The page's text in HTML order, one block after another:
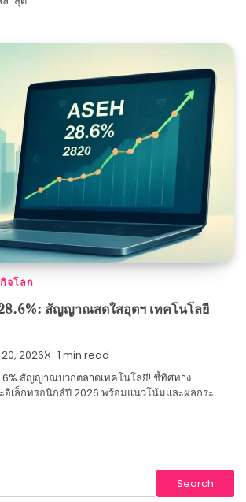
จโลก
สัญญาณสดใสอุตฯ เทคโนโลยี
2026 1 min read
สัญญาณบวกตลาดเทคโนโลยี! ชี้ทิศทาง
เล็กทรอนิกส์ปี 2026 พร้อมแนวโน้มและผลกระ
Search